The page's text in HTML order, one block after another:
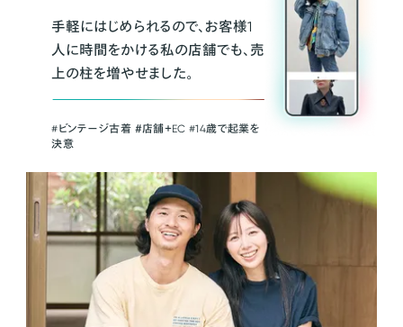
手軽にはじめられるので、お客様1
人に時間をかける私の店舗でも、売
上の柱を増やせました。
#ビンテージ古着 ＃店舗＋EC #14歳で起業を
決意